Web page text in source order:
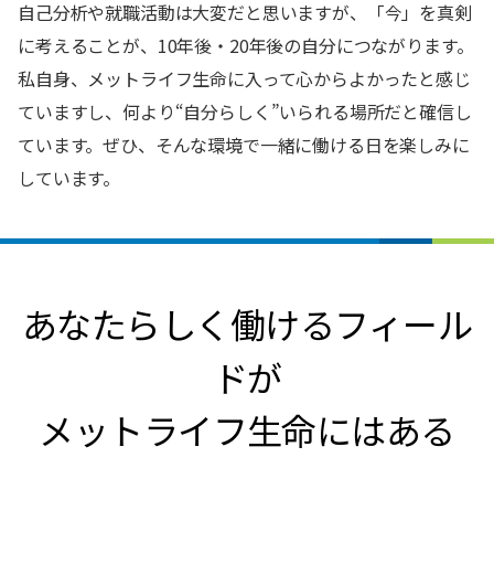
自己分析や就職活動は大変だと思いますが、「今」を真剣
に考えることが、10年後・20年後の自分につながります。
私自身、メットライフ生命に入って心からよかったと感じ
ていますし、何より“自分らしく”いられる場所だと確信し
ています。ぜひ、そんな環境で一緒に働ける日を楽しみに
しています。
あなたらしく働けるフィール
ドが
メットライフ生命にはある